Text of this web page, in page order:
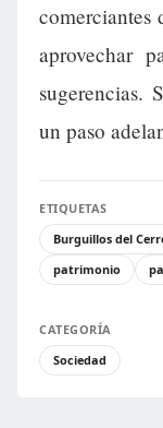
comerciantes
aprovechar
sugerencias.
un paso
ETIQUETAS
Burguillos del
patrimonio
CATEGORÍA
Sociedad